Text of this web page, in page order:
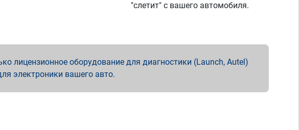
"слетит" с вашего автомобиля.
лицензионное оборудование для диагностики (Launch, Autel)
электроники вашего авто.